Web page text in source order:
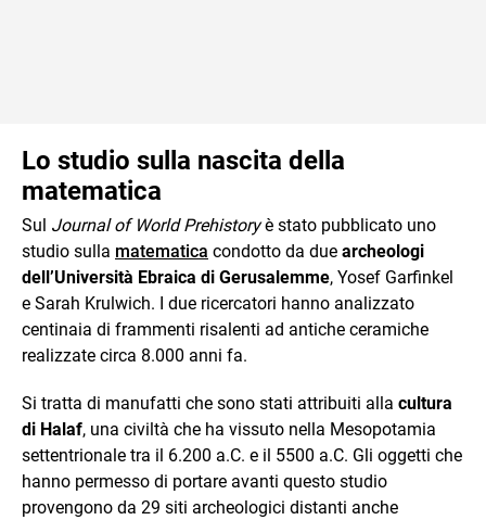
Lo studio sulla nascita della
matematica
Sul Journal of World Prehistoryè stato pubblicato uno
studio sulla matematica condotto da due archeologi
dell’Università Ebraica di Gerusalemme, Yosef Garfinkel
e Sarah Krulwich. I due ricercatori hanno analizzato
centinaia di frammenti risalenti ad antiche ceramiche
realizzate circa 8.000 anni fa.
Si tratta di manufatti che sono stati attribuiti alla cultura
di Halaf, una civiltà che ha vissuto nella Mesopotamia
settentrionale tra il 6.200 a.C. e il 5500 a.C. Gli oggetti che
hanno permesso di portare avanti questo studio
provengono da 29 siti archeologici distanti anche